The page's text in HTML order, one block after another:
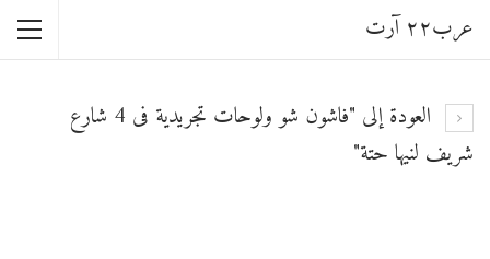
عرب٢٢ آرت
العودة إلى "فاشون شو ولوحات تجريدية فى 4 شارع
شريف لنيها حتة"